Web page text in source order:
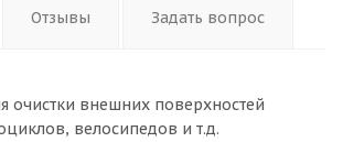
Отзывы Задать вопрос
очистки внешних поверхностей
велосипедов и т.д.